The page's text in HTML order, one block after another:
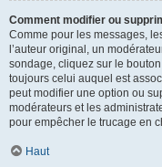
Comment modifier ou
Comme pour les messages,
l’auteur original, un
sondage, cliquez sur le bouton
toujours celui auquel est
peut modifier une option ou
modérateurs et les
pour empêcher le trucage en
Haut